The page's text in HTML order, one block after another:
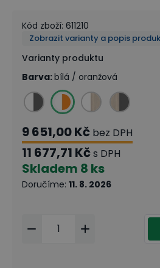
Kód zboží: 611210
Zobrazit varianty a popis
Varianty produktu
Barva:bílá / oranžová
9 651,00 Kč bez DPH
11 677,71 Kčs DPH
Skladem 8 ks
Doručíme: 11. 8. 2026